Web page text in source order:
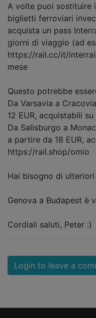
A volte puoi sostituire
biglietti ferroviari
acquista un pass
giorni di viaggio (ad
https://rail.cc/it/
mese
Questo potrebbe
Da Varsavia a
12 EUR, acquistabili
Da Salisburgo a
a partire da 18 EUR,
https://rail.shop/omio
Hai bisogno di
Genova a Budapest è
Cordiali saluti, Peter :)
Login to leave a